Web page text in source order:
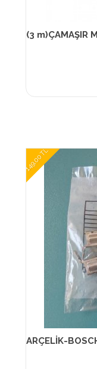
149,00 TL